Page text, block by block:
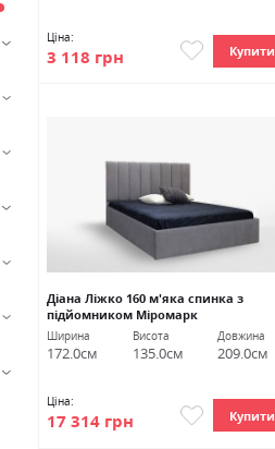
Ціна:
3 118 грн Купити
Діана Ліжко 160 м'яка спинка з
підйомником Міромарк
Ширина
172.0см
Висота
135.0см
Довжина
209.0см
Ціна:
17 314 грн Купити